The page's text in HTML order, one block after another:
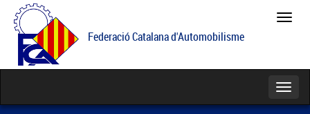
Federació Catalana d'Automobilisme